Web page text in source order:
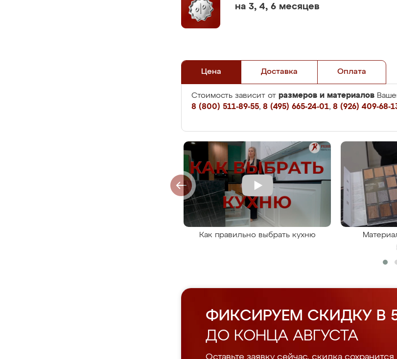
на 3, 4, 6 месяцев
Цена Доставка Оплата
Стоимость зависит от размеров и материалов
8 (800) 511-89-55, 8 (495) 665-24-01, 8 (926) 409-68-
Как правильно выбрать кухню
ФИКСИРУЕМ СКИДКУ В
ДО КОНЦА АВГУСТА
Оставьте заявку сейчас, скидка сохранится.